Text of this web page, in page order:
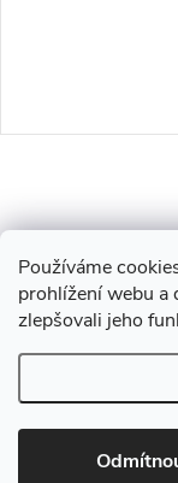
Používáme
prohlížení webu a
zlepšovali jeho
Z
á